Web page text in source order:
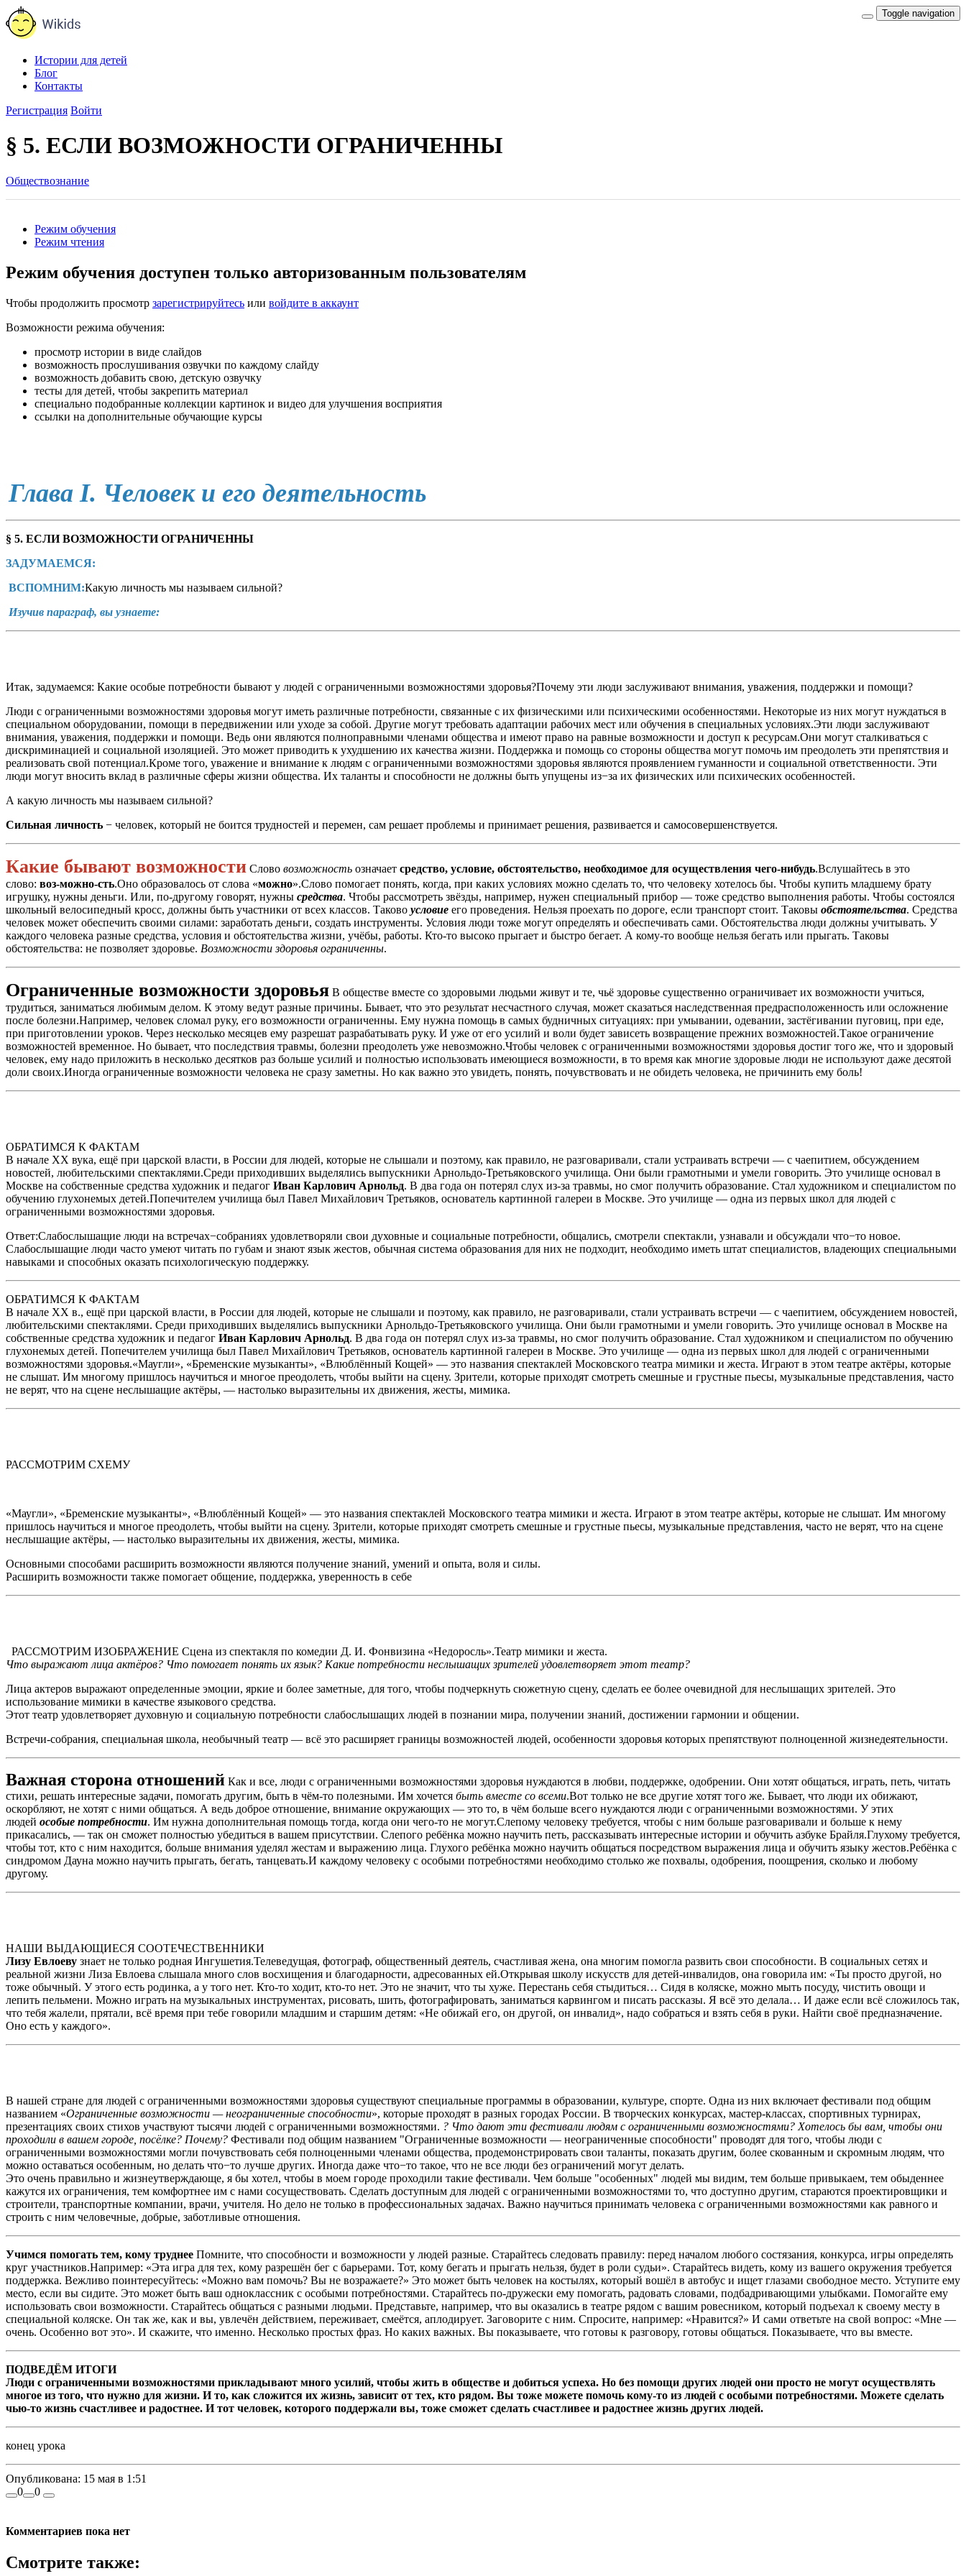
Toggle navigation
Истории для детей
Блог
Контакты
Регистрация Войти
§ 5. ЕСЛИ ВОЗМОЖНОСТИ ОГРАНИЧЕННЫ
Обществознание
Режим обучения
Режим чтения
Режим обучения доступен только авторизованным пользователям
Чтобы продолжить просмотр зарегистрируйтесь или войдите в аккаунт
Возможности режима обучения:
просмотр истории в виде слайдов
возможность прослушивания озвучки по каждому слайду
возможность добавить свою, детскую озвучку
тесты для детей, чтобы закрепить материал
специально подобранные коллекции картинок и видео для улучшения восприятия
ссылки на дополнительные обучающие курсы
Глава I. Человек и его деятельность
§ 5. ЕСЛИ ВОЗМОЖНОСТИ ОГРАНИЧЕННЫ
ЗАДУМАЕМСЯ:
ВСПОМНИМ:Какую личность мы называем сильной?
Изучив параграф, вы узнаете:
Итак, задумаемся: Какие особые потребности бывают у людей с ограниченными возможностями здоровья?Почему эти люди заслуживают внимания, уважения, поддержки и помощи?
Люди с ограниченными возможностями здоровья могут иметь различные потребности, связанные с их физическими или психическими особенностями. Некоторые из них могут нуждаться в
специальном оборудовании, помощи в передвижении или уходе за собой. Другие могут требовать адаптации рабочих мест или обучения в специальных условиях.Эти люди заслуживают
внимания, уважения, поддержки и помощи. Ведь они являются полноправными членами общества и имеют право на равные возможности и доступ к ресурсам.Они могут сталкиваться с
дискриминацией и социальной изоляцией. Это может приводить к ухудшению их качества жизни. Поддержка и помощь со стороны общества могут помочь им преодолеть эти препятствия и
реализовать свой потенциал.Кроме того, уважение и внимание к людям с ограниченными возможностями здоровья являются проявлением гуманности и социальной ответственности. Эти
люди могут вносить вклад в различные сферы жизни общества. Их таланты и способности не должны быть упущены из−за их физических или психических особенностей.
А какую личность мы называем сильной?
Сильная личность − человек, который не боится трудностей и перемен, сам решает проблемы и принимает решения, развивается и самосовершенствуется.
Какие бывают возможности Слово возможность означает средство, условие, обстоятельство, необходимое для осуществления чего-нибудь.Вслушайтесь в это
слово: воз-можно-сть.Оно образовалось от слова «можно».Слово помогает понять, когда, при каких условиях можно сделать то, что человеку хотелось бы. Чтобы купить младшему брату
игрушку, нужны деньги. Или, по-другому говорят, нужны средства. Чтобы рассмотреть звёзды, например, нужен специальный прибор — тоже средство выполнения работы. Чтобы состоялся
школьный велосипедный кросс, должны быть участники от всех классов. Таково условие его проведения. Нельзя проехать по дороге, если транспорт стоит. Таковы обстоятельства. Средства
человек может обеспечить своими силами: заработать деньги, создать инструменты. Условия люди тоже могут определять и обеспечивать сами. Обстоятельства люди должны учитывать. У
каждого человека разные средства, условия и обстоятельства жизни, учёбы, работы. Кто-то высоко прыгает и быстро бегает. А кому-то вообще нельзя бегать или прыгать. Таковы
обстоятельства: не позволяет здоровье. Возможности здоровья ограниченны.
Ограниченные возможности здоровья В обществе вместе со здоровыми людьми живут и те, чьё здоровье существенно ограничивает их возможности учиться,
трудиться, заниматься любимым делом. К этому ведут разные причины. Бывает, что это результат несчастного случая, может сказаться наследственная предрасположенность или осложнение
после болезни.Например, человек сломал руку, его возможности ограниченны. Ему нужна помощь в самых будничных ситуациях: при умывании, одевании, застёгивании пуговиц, при еде,
при приготовлении уроков. Через несколько месяцев ему разрешат разрабатывать руку. И уже от его усилий и воли будет зависеть возвращение прежних возможностей.Такое ограничение
возможностей временное. Но бывает, что последствия травмы, болезни преодолеть уже невозможно.Чтобы человек с ограниченными возможностями здоровья достиг того же, что и здоровый
человек, ему надо приложить в несколько десятков раз больше усилий и полностью использовать имеющиеся возможности, в то время как многие здоровые люди не используют даже десятой
доли своих.Иногда ограниченные возможности человека не сразу заметны. Но как важно это увидеть, понять, почувствовать и не обидеть человека, не причинить ему боль!
ОБРАТИМСЯ К ФАКТАМ
В начале XX вука, ещё при царской власти, в России для людей, которые не слышали и поэтому, как правило, не разговаривали, стали устраивать встречи — с чаепитием, обсуждением
новостей, любительскими спектаклями.Среди приходивших выделялись выпускники Арнольдо-Третьяковского училища. Они были грамотными и умели говорить. Это училище основал в
Москве на собственные средства художник и педагог Иван Карлович Арнольд. В два года он потерял слух из-за травмы, но смог получить образование. Стал художником и специалистом по
обучению глухонемых детей.Попечителем училища был Павел Михайлович Третьяков, основатель картинной галереи в Москве. Это училище — одна из первых школ для людей с
ограниченными возможностями здоровья.
Ответ:Слабослышащие люди на встречах−собраниях удовлетворяли свои духовные и социальные потребности, общались, смотрели спектакли, узнавали и обсуждали что−то новое.
Слабослышащие люди часто умеют читать по губам и знают язык жестов, обычная система образования для них не подходит, необходимо иметь штат специалистов, владеющих специальными
навыками и способных оказать психологическую поддержку.
ОБРАТИМСЯ К ФАКТАМ
В начале XX в., ещё при царской власти, в России для людей, которые не слышали и поэтому, как правило, не разговаривали, стали устраивать встречи — с чаепитием, обсуждением новостей,
любительскими спектаклями. Среди приходивших выделялись выпускники Арнольдо-Третьяковского училища. Они были грамотными и умели говорить. Это училище основал в Москве на
собственные средства художник и педагог Иван Карлович Арнольд. В два года он потерял слух из-за травмы, но смог получить образование. Стал художником и специалистом по обучению
глухонемых детей. Попечителем училища был Павел Михайлович Третьяков, основатель картинной галереи в Москве. Это училище — одна из первых школ для людей с ограниченными
возможностями здоровья.«Маугли», «Бременские музыканты», «Влюблённый Кощей» — это названия спектаклей Московского театра мимики и жеста. Играют в этом театре актёры, которые
не слышат. Им многому пришлось научиться и многое преодолеть, чтобы выйти на сцену. Зрители, которые приходят смотреть смешные и грустные пьесы, музыкальные представления, часто
не верят, что на сцене неслышащие актёры, — настолько выразительны их движения, жесты, мимика.
РАССМОТРИМ СХЕМУ
«Маугли», «Бременские музыканты», «Влюблённый Кощей» — это названия спектаклей Московского театра мимики и жеста. Играют в этом театре актёры, которые не слышат. Им многому
пришлось научиться и многое преодолеть, чтобы выйти на сцену. Зрители, которые приходят смотреть смешные и грустные пьесы, музыкальные представления, часто не верят, что на сцене
неслышащие актёры, — настолько выразительны их движения, жесты, мимика.
Основными способами расширить возможности являются получение знаний, умений и опыта, воля и силы.
Расширить возможности также помогает общение, поддержка, уверенность в себе
РАССМОТРИМ ИЗОБРАЖЕНИЕ Сцена из спектакля по комедии Д. И. Фонвизина «Недоросль».Театр мимики и жеста.
Что выражают лица актёров? Что помогает понять их язык? Какие потребности неслышащих зрителей удовлетворяет этот театр?
Лица актеров выражают определенные эмоции, яркие и более заметные, для того, чтобы подчеркнуть сюжетную сцену, сделать ее более очевидной для неслышащих зрителей. Это
использование мимики в качестве языкового средства.
Этот театр удовлетворяет духовную и социальную потребности слабослышащих людей в познании мира, получении знаний, достижении гармонии и общении.
Встречи-собрания, специальная школа, необычный театр — всё это расширяет границы возможностей людей, особенности здоровья которых препятствуют полноценной жизнедеятельности.
Важная сторона отношений Как и все, люди с ограниченными возможностями здоровья нуждаются в любви, поддержке, одобрении. Они хотят общаться, играть, петь, читать
стихи, решать интересные задачи, помогать другим, быть в чём-то полезными. Им хочется быть вместе со всеми.Вот только не все другие хотят того же. Бывает, что люди их обижают,
оскорбляют, не хотят с ними общаться. А ведь доброе отношение, внимание окружающих — это то, в чём больше всего нуждаются люди с ограниченными возможностями. У этих
людей особые потребности. Им нужна дополнительная помощь тогда, когда они чего-то не могут.Слепому человеку требуется, чтобы с ним больше разговаривали и больше к нему
прикасались, — так он сможет полностью убедиться в вашем присутствии. Слепого ребёнка можно научить петь, рассказывать интересные истории и обучить азбуке Брайля.Глухому требуется,
чтобы тот, кто с ним находится, больше внимания уделял жестам и выражению лица. Глухого ребёнка можно научить общаться посредством выражения лица и обучить языку жестов.Ребёнка с
синдромом Дауна можно научить прыгать, бегать, танцевать.И каждому человеку с особыми потребностями необходимо столько же похвалы, одобрения, поощрения, сколько и любому
другому.
НАШИ ВЫДАЮЩИЕСЯ СООТЕЧЕСТВЕННИКИ
Лизу Евлоеву знает не только родная Ингушетия.Телеведущая, фотограф, общественный деятель, счастливая жена, она многим помогла развить свои способности. В социальных сетях и
реальной жизни Лиза Евлоева слышала много слов восхищения и благодарности, адресованных ей.Открывая школу искусств для детей-инвалидов, она говорила им: «Ты просто другой, но
тоже обычный. У этого есть родинка, а у того нет. Кто-то ходит, кто-то нет. Это не значит, что ты хуже. Перестань себя стыдиться… Сидя в коляске, можно мыть посуду, чистить овощи и
лепить пельмени. Можно играть на музыкальных инструментах, рисовать, шить, фотографировать, заниматься карвингом и писать рассказы. Я всё это делала… И даже если всё сложилось так,
что тебя жалели, прятали, всё время при тебе говорили младшим и старшим детям: «Не обижай его, он другой, он инвалид», надо собраться и взять себя в руки. Найти своё предназначение.
Оно есть у каждого».
В нашей стране для людей с ограниченными возможностями здоровья существуют специальные программы в образовании, культуре, спорте. Одна из них включает фестивали под общим
названием «Ограниченные возможности — неограниченные способности», которые проходят в разных городах России. В творческих конкурсах, мастер-классах, спортивных турнирах,
презентациях своих стихов участвуют тысячи людей с ограниченными возможностями. ? Что дают эти фестивали людям с ограниченными возможностями? Хотелось бы вам, чтобы они
проходили в вашем городе, посёлке? Почему? Фестивали под общим названием "Ограниченные возможности — неограниченные способности" проводят для того, чтобы люди с
ограниченными возможностями могли почувствовать себя полноценными членами общества, продемонстрировать свои таланты, показать другим, более скованным и скромным людям, что
можно оставаться особенным, но делать что−то лучше других. Иногда даже что−то такое, что не все люди без ограничений могут делать.
Это очень правильно и жизнеутверждающе, я бы хотел, чтобы в моем городе проходили такие фестивали. Чем больше "особенных" людей мы видим, тем больше привыкаем, тем обыденнее
кажутся их ограничения, тем комфортнее им с нами сосуществовать. Сделать доступным для людей с ограниченными возможностями то, что доступно другим, стараются проектировщики и
строители, транспортные компании, врачи, учителя. Но дело не только в профессиональных задачах. Важно научиться принимать человека с ограниченными возможностями как равного и
строить с ним человечные, добрые, заботливые отношения.
Учимся помогать тем, кому труднее Помните, что способности и возможности у людей разные. Старайтесь следовать правилу: перед началом любого состязания, конкурса, игры определять
круг участников.Например: «Эта игра для тех, кому разрешён бег с барьерами. Тот, кому бегать и прыгать нельзя, будет в роли судьи». Старайтесь видеть, кому из вашего окружения требуется
поддержка. Вежливо поинтересуйтесь: «Можно вам помочь? Вы не возражаете?» Это может быть человек на костылях, который вошёл в автобус и ищет глазами свободное место. Уступите ему
место, если вы сидите. Это может быть ваш одноклассник с особыми потребностями. Старайтесь по-дружески ему помогать, радовать словами, подбадривающими улыбками. Помогайте ему
использовать свои возможности. Старайтесь общаться с разными людьми. Представьте, например, что вы оказались в театре рядом с вашим ровесником, который подъехал к своему месту в
специальной коляске. Он так же, как и вы, увлечён действием, переживает, смеётся, аплодирует. Заговорите с ним. Спросите, например: «Нравится?» И сами ответьте на свой вопрос: «Мне —
очень. Особенно вот это». И скажите, что именно. Несколько простых фраз. Но каких важных. Вы показываете, что готовы к разговору, готовы общаться. Показываете, что вы вместе.
ПОДВЕДЁМ ИТОГИ
Люди с ограниченными возможностями прикладывают много усилий, чтобы жить в обществе и добиться успеха. Но без помощи других людей они просто не могут осуществлять
многое из того, что нужно для жизни. И то, как сложится их жизнь, зависит от тех, кто рядом. Вы тоже можете помочь кому-то из людей с особыми потребностями. Можете сделать
чью-то жизнь счастливее и радостнее. И тот человек, которого поддержали вы, тоже сможет сделать счастливее и радостнее жизнь других людей.
конец урока
Опубликована: 15 мая в 1:51
0
0
Комментариев пока нет
Смотрите также: